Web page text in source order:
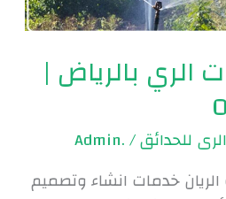
بالرياض |
للحدائق/
.Admin
خدمات انشاء وتصميم